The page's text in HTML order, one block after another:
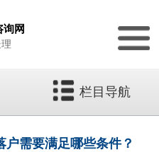
询网
栏目导航
需要满足哪些条件？